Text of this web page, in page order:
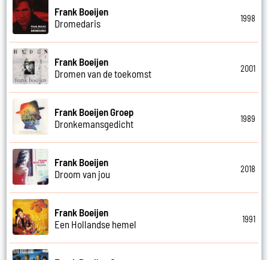
Frank Boeijen
Dromedaris
1998
Frank Boeijen
Dromen van de toekomst
2001
Frank Boeijen Groep
Dronkemansgedicht
1989
Frank Boeijen
Droom van jou
2018
Frank Boeijen
Een Hollandse hemel
1991